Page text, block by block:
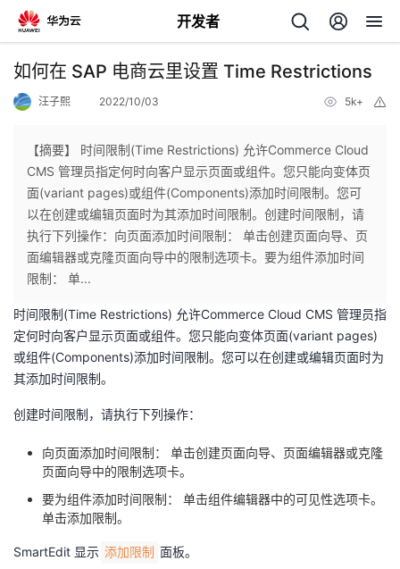
开发者
返
个
人
页
我
开
发
我
的
博
我
的
我
如何在 SAP 电商云里设置 Time Restrictions
汪子熙 2022/10/03 5k+
【摘要】 时间限制(Time Restrictions) 允许Commerce Cloud
CMS 管理员指定何时向客户显示页面或组件。您只能向变体页
面(variant pages)或组件(Components)添加时间限制。您可
以在创建或编辑页面时为其添加时间限制。创建时间限制，请
执行下列操作：向页面添加时间限制： 单击创建页面向导、页
面编辑器或克隆页面向导中的限制选项卡。要为组件添加时间
限制： 单...
时间限制(Time Restrictions) 允许Commerce Cloud CMS 管理员指
定何时向客户显示页面或组件。您只能向变体页面(variant pages)
或组件(Components)添加时间限制。您可以在创建或编辑页面时为
其添加时间限制。
创建时间限制，请执行下列操作：
向页面添加时间限制： 单击创建页面向导、页面编辑器或克隆
页面向导中的限制选项卡。
要为组件添加时间限制： 单击组件编辑器中的可见性选项卡。
单击添加限制。
SmartEdit 显示 添加限制 面板。